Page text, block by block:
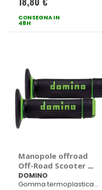
123mm sx
CONSEGNA IN
48H
Manopole offroad
Off-Road Scooter -
DOMINO
DOMINO
Gomma termoplastica